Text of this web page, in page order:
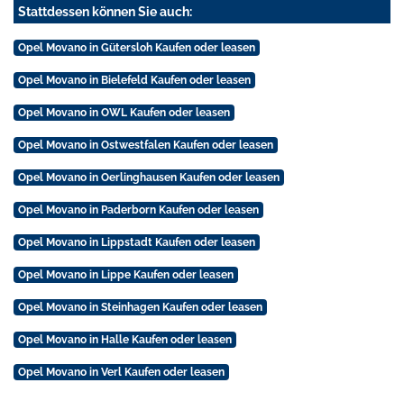
Stattdessen können Sie auch:
Opel Movano in Gütersloh Kaufen oder leasen
Opel Movano in Bielefeld Kaufen oder leasen
Opel Movano in OWL Kaufen oder leasen
Opel Movano in Ostwestfalen Kaufen oder leasen
Opel Movano in Oerlinghausen Kaufen oder leasen
Opel Movano in Paderborn Kaufen oder leasen
Opel Movano in Lippstadt Kaufen oder leasen
Opel Movano in Lippe Kaufen oder leasen
Opel Movano in Steinhagen Kaufen oder leasen
Opel Movano in Halle Kaufen oder leasen
Opel Movano in Verl Kaufen oder leasen